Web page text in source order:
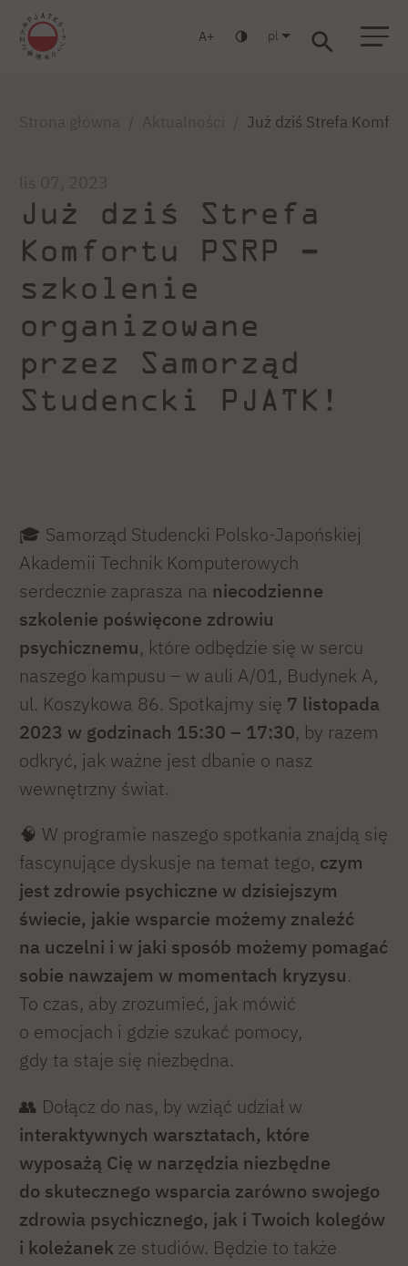
A pl
Już dziś Strefa
Już dziś Strefa
Komfortu PSRP –
szkolenie
organizowane
przez Samorząd
Studencki PJATK!
🎓 Samorząd Studencki Polsko-Japońskiej
Akademii Technik Komputerowych
serdecznie zaprasza na niecodzienne
szkolenie poświęcone zdrowiu
psychicznemu, które odbędzie się w sercu
naszego kampusu – w auli A/01, Budynek A,
ul. Koszykowa 86. Spotkajmy się 7 listopada
2023 w godzinach 15:30 – 17:30, by razem
odkryć, jak ważne jest dbanie o nasz
wewnętrzny świat.
🧠 W programie naszego spotkania znajdą się
fascynujące dyskusje na temat tego, czym
jest zdrowie psychiczne w dzisiejszym
świecie, jakie wsparcie możemy znaleźć
na uczelni i w jaki sposób możemy pomagać
sobie nawzajem w momentach kryzysu.
To czas, aby zrozumieć, jak mówić
o emocjach i gdzie szukać pomocy,
gdy ta staje się niezbędna.
👥 Dołącz do nas, by wziąć udział w
interaktywnych warsztatach, które
wyposażą Cię w narzędzia niezbędne
do skutecznego wsparcia zarówno swojego
zdrowia psychicznego, jak i Twoich kolegów
i koleżanek ze studiów. Będzie to także